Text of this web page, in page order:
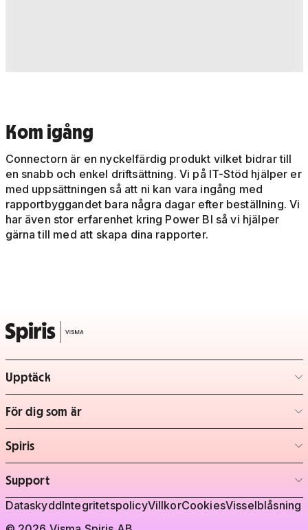
Kom igång
Connectorn är en nyckelfärdig produkt vilket bidrar till
en snabb och enkel driftsättning. Vi på IT-Stöd hjälper er
med uppsättningen så att ni kan vara ingång med
rapportbyggandet bara några dagar efter beställning. Vi
har även stor erfarenhet kring Power BI så vi hjälper
gärna till med att skapa dina rapporter.
Upptäck
– klicka för att expandera lista
För dig som är
– klicka för att expandera lista
Spiris
– klicka för att expandera lista
Support
– klicka för att expandera lista
Juridisk information
DataskyddIntegritetspolicyVillkorCookiesVisselblåsning